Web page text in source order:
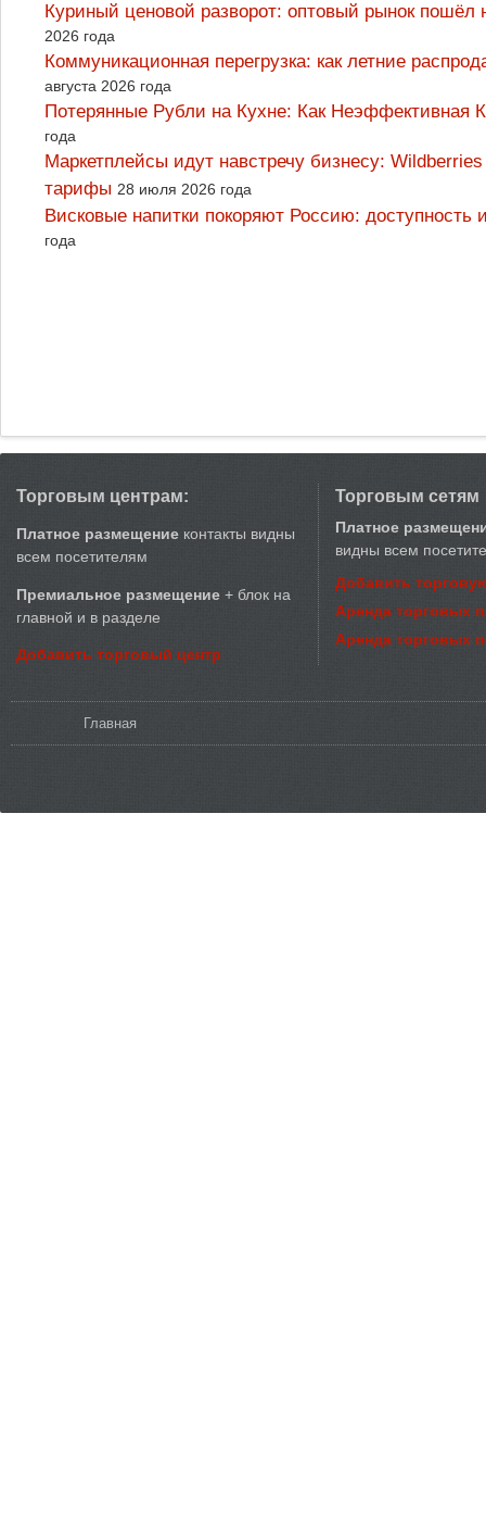
Куриный ценовой разворот: оптовый рынок
2026 года
Коммуникационная перегрузка: как летние
августа 2026 года
Потерянные Рубли на Кухне: Как
года
Маркетплейсы идут навстречу бизнесу:
тарифы 28 июля 2026 года
Висковые напитки покоряют Россию:
года
Торговым центрам:
Платное размещение контакты видны
всем посетителям
Премиальное размещение + блок на
главной и в разделе
Добавить торговый центр
Торговым сетям
Платное
видны всем
Добавить
Аренда торговых
Аренда торговых
Главная